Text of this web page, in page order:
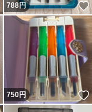
いいね！
788円
いいね！
750円